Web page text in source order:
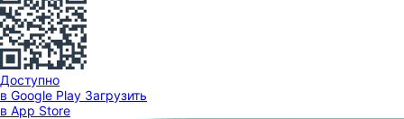
Доступно
в Google Play Загрузить
в App Store